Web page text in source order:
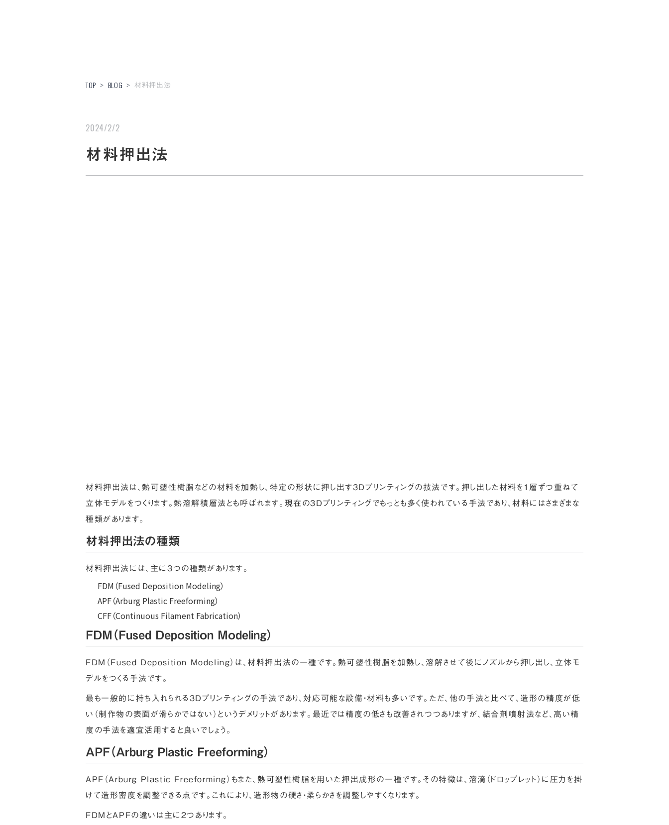
TOP > BLOG > 材料押出法
2024/2/2
材料押出法
材料押出法は、熱可塑性樹脂などの材料を加熱し、特定の形状に押し出す3Dプリンティングの技法です。押し出した材料を1層ずつ重ねて
立体モデルをつくります。熱溶解積層法とも呼ばれます。現在の3Dプリンティングでもっとも多く使われている手法であり、材料にはさまざまな
種類があります。
材料押出法の種類
材料押出法には、主に3つの種類があります。
FDM（Fused Deposition Modeling）
APF（Arburg Plastic Freeforming）
CFF（Continuous Filament Fabrication）
FDM（Fused Deposition Modeling）
FDM（Fused Deposition Modeling）は、材料押出法の一種です。熱可塑性樹脂を加熱し、溶解させて後にノズルから押し出し、立体モ
デルをつくる手法です。
最も一般的に持ち入れられる3Dプリンティングの手法であり、対応可能な設備・材料も多いです。ただ、他の手法と比べて、造形の精度が低
い（制作物の表面が滑らかではない）というデメリットがあります。最近では精度の低さも改善されつつありますが、結合剤噴射法など、高い精
度の手法を適宜活用すると良いでしょう。
APF（Arburg Plastic Freeforming）
APF（Arburg Plastic Freeforming）もまた、熱可塑性樹脂を用いた押出成形の一種です。その特徴は、溶滴（ドロップレット）に圧力を掛
けて造形密度を調整できる点です。これにより、造形物の硬さ・柔らかさを調整しやすくなります。
FDMとAPFの違いは主に2つあります。